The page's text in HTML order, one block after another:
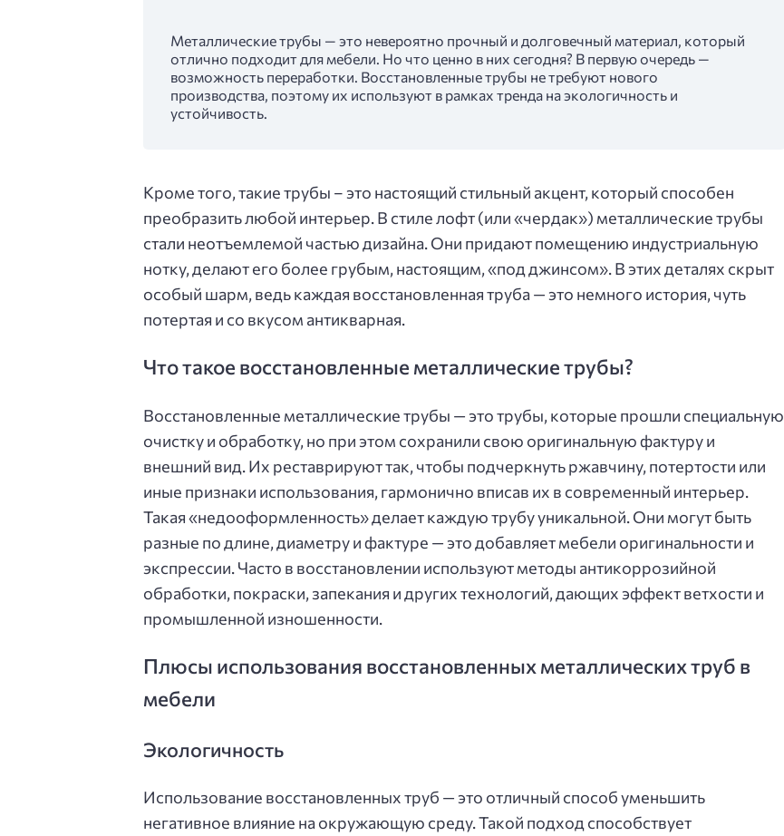
Металлические трубы — это невероятно прочный и долговечный материал, который
отлично подходит для мебели. Но что ценно в них сегодня? В первую очередь —
возможность переработки. Восстановленные трубы не требуют нового
производства, поэтому их используют в рамках тренда на экологичность и
устойчивость.
Кроме того, такие трубы – это настоящий стильный акцент, который способен
преобразить любой интерьер. В стиле лофт (или «чердак») металлические трубы
стали неотъемлемой частью дизайна. Они придают помещению индустриальную
нотку, делают его более грубым, настоящим, «под джинсом». В этих деталях скрыт
особый шарм, ведь каждая восстановленная труба — это немного история, чуть
потертая и со вкусом антикварная.
Что такое восстановленные металлические трубы?
Восстановленные металлические трубы — это трубы, которые прошли специальную
очистку и обработку, но при этом сохранили свою оригинальную фактуру и
внешний вид. Их реставрируют так, чтобы подчеркнуть ржавчину, потертости или
иные признаки использования, гармонично вписав их в современный интерьер.
Такая «недооформленность» делает каждую трубу уникальной. Они могут быть
разные по длине, диаметру и фактуре — это добавляет мебели оригинальности и
экспрессии. Часто в восстановлении используют методы антикоррозийной
обработки, покраски, запекания и других технологий, дающих эффект ветхости и
промышленной изношенности.
Плюсы использования восстановленных металлических труб в
мебели
Экологичность
Использование восстановленных труб — это отличный способ уменьшить
негативное влияние на окружающую среду. Такой подход способствует